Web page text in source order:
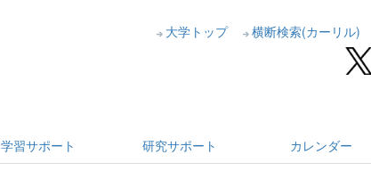
大学トップ 横断検索(カーリル)
学習サポート 研究サポート カレンダー